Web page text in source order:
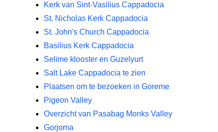
Kerk van Sint-Vasilius Cappadocia
St. Nicholas Kerk Cappadocia
St. John's Church Cappadocia
Basilius Kerk Cappadocia
Selime klooster en Guzelyurt
Salt Lake Cappadocia te zien
Plaatsen om te bezoeken in Goreme
Pigeon Valley
Overzicht van Pasabag Monks Valley
Gorjoma